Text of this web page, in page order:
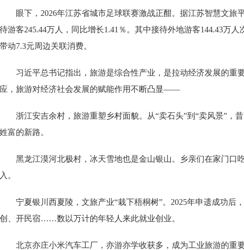
眼下，2026年江苏省城市足球联赛激战正酣。据江苏智慧文
待游客245.44万人，同比增长1.41％。其中接待外地游客144.43万
带动7.3元周边关联消费。
习近平总书记指出，旅游是综合性产业，是拉动经济发展的重
应，旅游对经济社会发展的赋能作用不断凸显——
浙江安吉余村，旅游重塑乡村面貌。从“卖石头”到“卖风景”
姓富的新路。
黑龙江漠河北极村，冰天雪地也是金山银山。乡亲们在家门口
入。
宁夏银川西夏陵，文旅产业“栽下梧桐树”。2025年申遗成功
创、开民宿……数以万计的年轻人来此就业创业。
北京亦庄小米汽车工厂，亦游亦学收获多，成为工业旅游的重